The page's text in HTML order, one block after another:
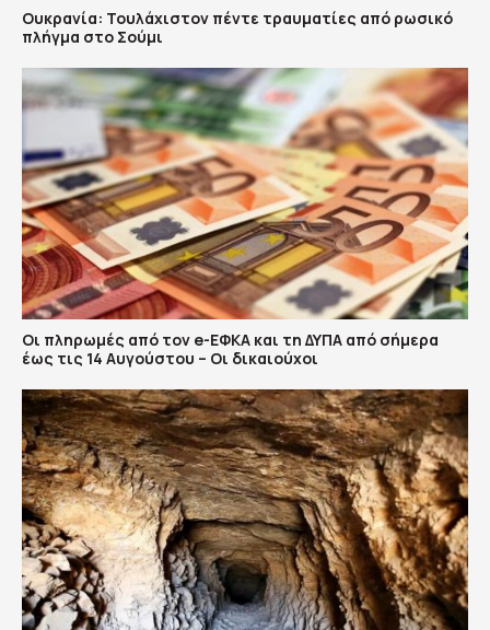
Ουκρανία: Τουλάχιστον πέντε τραυματίες από ρωσικό
πλήγμα στο Σούμι
Οι πληρωμές από τον e-ΕΦΚΑ και τη ΔΥΠΑ από σήμερα
έως τις 14 Αυγούστου – Οι δικαιούχοι